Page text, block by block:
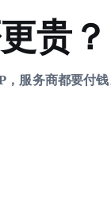
贵？
，服务商都要付钱